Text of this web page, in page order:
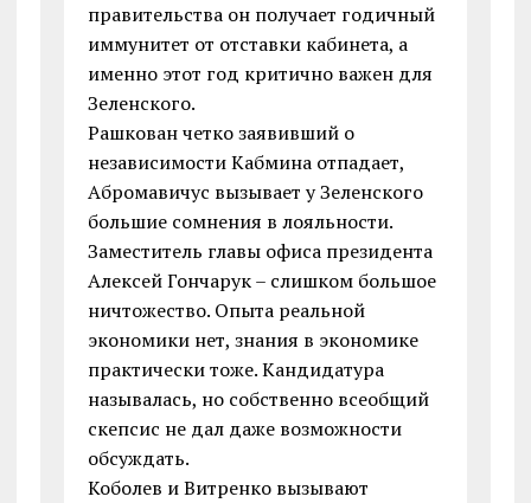
правительства он получает годичный
иммунитет от отставки кабинета, а
именно этот год критично важен для
Зеленского.
Рашкован четко заявивший о
независимости Кабмина отпадает,
Абромавичус вызывает у Зеленского
большие сомнения в лояльности.
Заместитель главы офиса президента
Алексей Гончарук – слишком большое
ничтожество. Опыта реальной
экономики нет, знания в экономике
практически тоже. Кандидатура
называлась, но собственно всеобщий
скепсис не дал даже возможности
обсуждать.
Коболев и Витренко вызывают